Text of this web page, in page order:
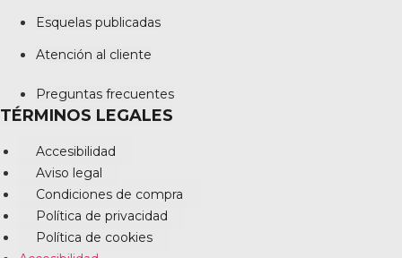
Esquelas publicadas
Atención al cliente
Preguntas frecuentes
TÉRMINOS LEGALES
Accesibilidad
Aviso legal
Condiciones de compra
Política de privacidad
Política de cookies